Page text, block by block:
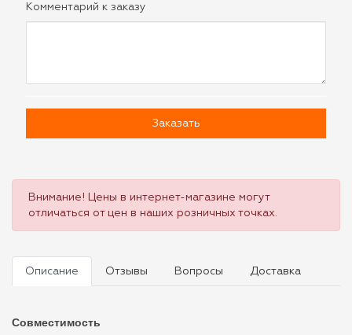
Комментарий к заказу
Заказать
Внимание! Цены в интернет-магазине могут
отличаться от цен в наших розничных точках.
Описание Отзывы Вопросы Доставка
Совместимость